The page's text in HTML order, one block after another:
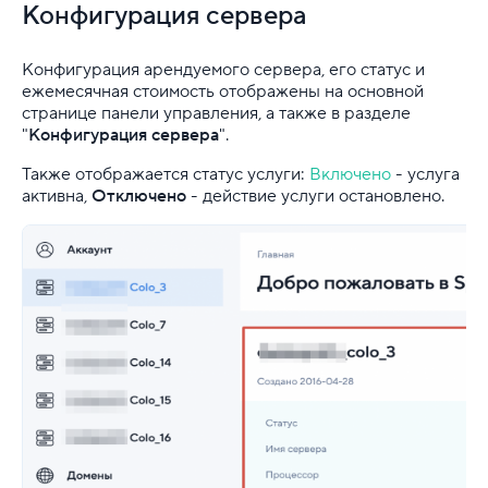
Почта
Партнерская программа
Конструктор сайта
SSL
Реклама и продвижение
Для разработки
Установка и настройка Proxmox VE
Дополнительный IP-адрес
Конфигурация сервера
Конфигурация арендуемого сервера, его статус и
ежемесячная стоимость отображены на основной
странице панели управления, а также в разделе
"Конфигурация сервера".
Также отображается статус услуги: Включено - услуга
активна, Отключено - действие услуги остановлено.